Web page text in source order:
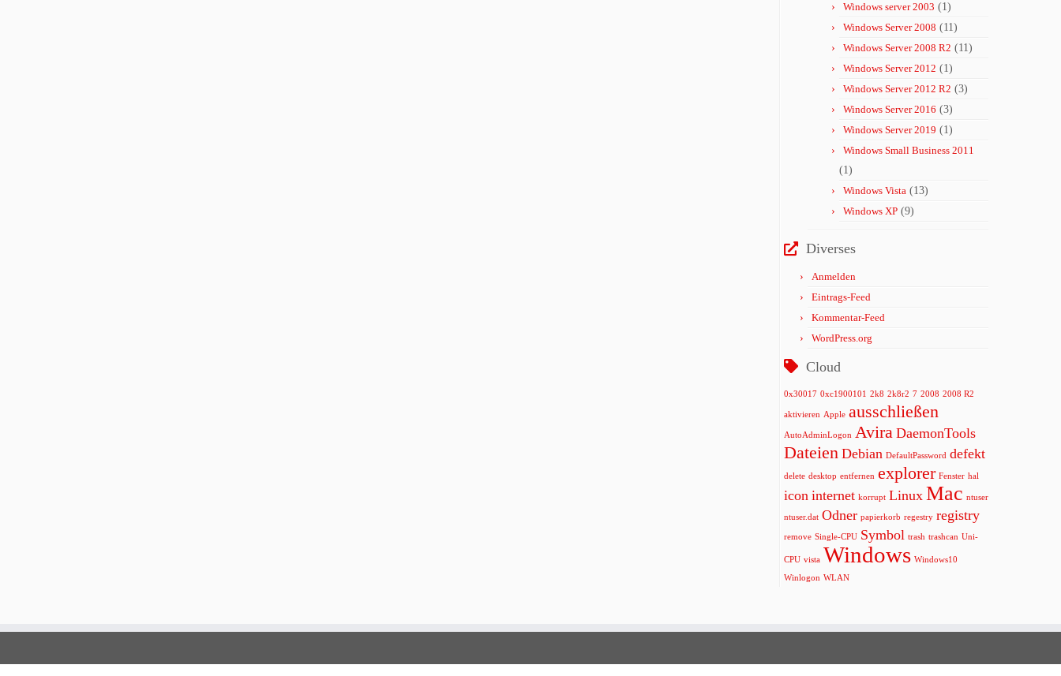
Windows server 2003 (1)
Windows Server 2008 (11)
Windows Server 2008 R2 (11)
Windows Server 2012 (1)
Windows Server 2012 R2 (3)
Windows Server 2016 (3)
Windows Server 2019 (1)
Windows Small Business 2011
(1)
Windows Vista (13)
Windows XP (9)
Diverses
Anmelden
Eintrags-Feed
Kommentar-Feed
WordPress.org
Cloud
0x30017 0xc1900101 2k8 2k8r2 7 2008 2008 R2
aktivieren Apple ausschließen
AutoAdminLogon Avira DaemonTools
Dateien Debian DefaultPassword defekt
delete desktop entfernen explorer Fenster hal
icon internet korrupt Linux Mac ntuser
ntuser.dat Odner papierkorb regestry registry
remove Single-CPU Symbol trash trashcan Uni-
CPU vista Windows Windows10
Winlogon WLAN